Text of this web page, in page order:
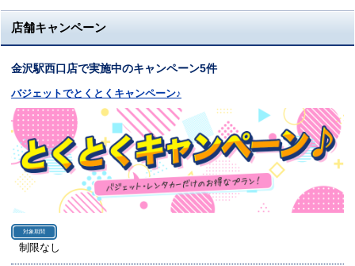
店舗キャンペーン
金沢駅西口店で実施中のキャンペーン5件
バジェットでとくとくキャンペーン♪
対象期間
制限なし